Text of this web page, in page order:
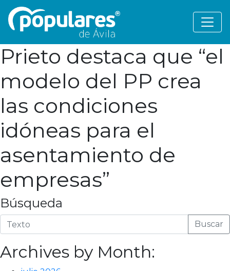
Prieto destaca que “el
modelo del PP crea
las condiciones
idóneas para el
asentamiento de
empresas”
Búsqueda
Buscar
Archives by Month: